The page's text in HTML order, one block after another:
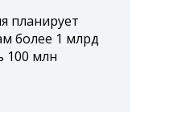
планирует
более 1 млрд
100 млн